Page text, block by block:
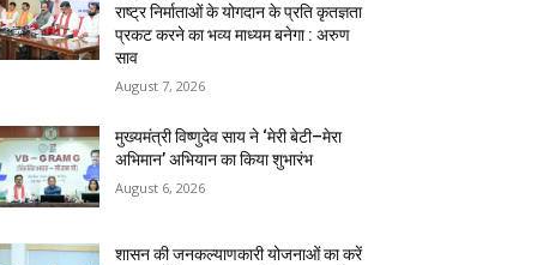
राष्ट्र निर्माताओं के योगदान के प्रति कृतज्ञता
प्रकट करने का भव्य माध्यम बनेगा : अरुण
साव
August 7, 2026
मुख्यमंत्री विष्णुदेव साय ने ‘मेरी बेटी–मेरा
अभिमान’ अभियान का किया शुभारंभ
August 6, 2026
शासन की जनकल्याणकारी योजनाओं का करें